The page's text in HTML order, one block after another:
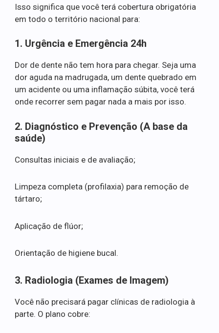
Isso significa que você terá cobertura obrigatória
em todo o território nacional para:
1. Urgência e Emergência 24h
Dor de dente não tem hora para chegar. Seja uma
dor aguda na madrugada, um dente quebrado em
um acidente ou uma inflamação súbita, você terá
onde recorrer sem pagar nada a mais por isso.
2. Diagnóstico e Prevenção (A base da
saúde)
Consultas iniciais e de avaliação;
Limpeza completa (profilaxia) para remoção de
tártaro;
Aplicação de flúor;
Orientação de higiene bucal.
3. Radiologia (Exames de Imagem)
Você não precisará pagar clínicas de radiologia à
parte. O plano cobre: